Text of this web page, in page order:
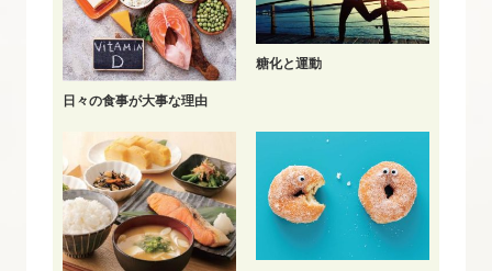
日々の食事が大事な理由
糖化と運動